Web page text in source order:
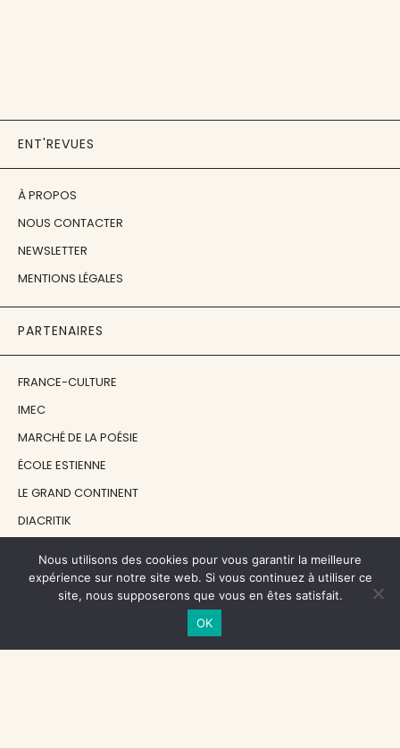
ENT'REVUES
À PROPOS
NOUS CONTACTER
NEWSLETTER
MENTIONS LÉGALES
PARTENAIRES
FRANCE-CULTURE
IMEC
MARCHÉ DE LA POÉSIE
ÉCOLE ESTIENNE
LE GRAND CONTINENT
DIACRITIK
NOS SOUTIENS
CENTRE NATIONAL DU LIVRE
Nous utilisons des cookies pour vous garantir la meilleure
expérience sur notre site web. Si vous continuez à utiliser ce
site, nous supposerons que vous en êtes satisfait.
OK